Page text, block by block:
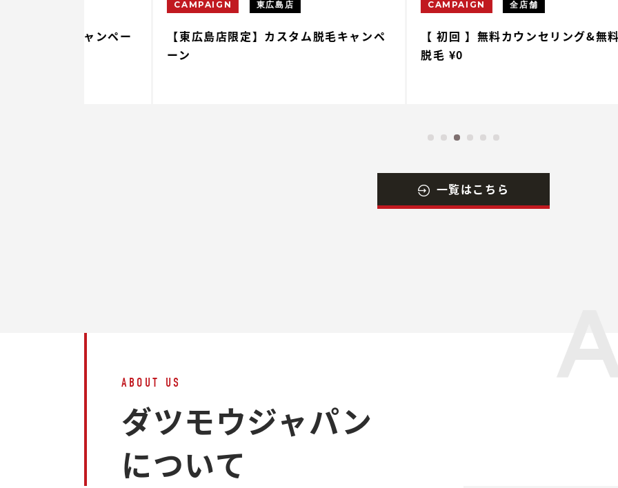
東広島店
【東広島店限定】カスタム脱毛キャンペ
全店舗
【 初回 】無料カウンセリング&無料体験
一覧はこちら
ABOUT US
ダツモウジャパン
について